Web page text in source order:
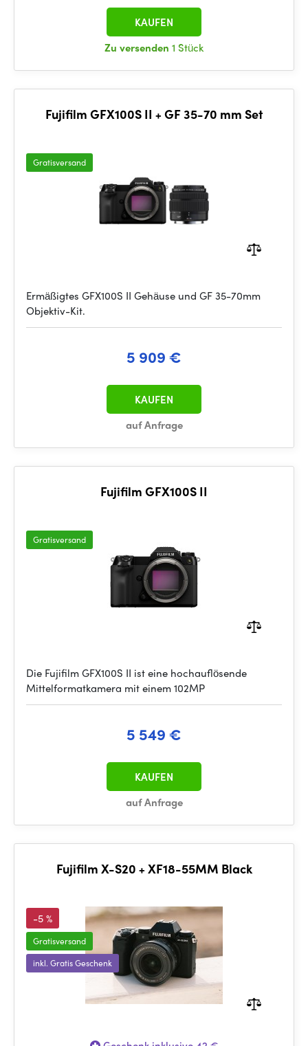
Zu versenden 1 Stück
KAUFEN
Fujifilm GFX100S II + GF 35-70 mm Set
Gratisversand
Ermäßigtes GFX100S II Gehäuse und GF 35-70mm
Objektiv-Kit.
5 909 €
auf Anfrage
KAUFEN
Fujifilm GFX100S II
Gratisversand
Die Fujifilm GFX100S II ist eine hochauflösende
Mittelformatkamera mit einem 102MP
5 549 €
auf Anfrage
KAUFEN
Fujifilm X-S20 + XF18-55MM Black
-5 %
Gratisversand
inkl. Gratis Geschenk